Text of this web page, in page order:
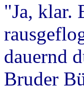
"Ja, klar.
dauernd
Bruder